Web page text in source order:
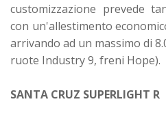
customizzazione prevede
con un'allestimento
arrivando ad un massimo di
ruote Industry 9, freni Hope).
SANTA CRUZ SUPERLIGHT R